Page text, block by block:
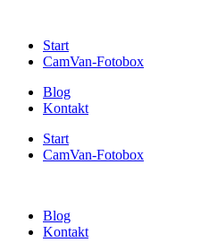
Start
CamVan-Fotobox
Blog
Kontakt
Start
CamVan-Fotobox
Blog
Kontakt